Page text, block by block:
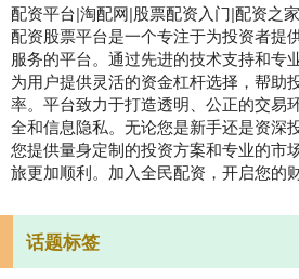
配资平台|淘配网|股票配资入门|配资之
配资股票平台是一个专注于为投资者提
服务的平台。通过先进的技术支持和专
为用户提供灵活的资金杠杆选择，帮助
率。平台致力于打造透明、公正的交易
全和信息隐私。无论您是新手还是资深
您提供量身定制的投资方案和专业的市
旅更加顺利。加入全民配资，开启您的
话题标签